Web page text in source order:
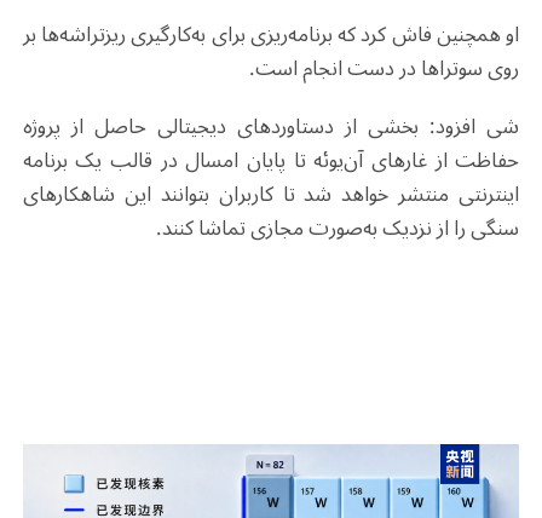
او همچنین فاش کرد که برنامه‌ریزی برای به‌کارگیری ریزتراشه‌ها بر
روی سوتراها در دست انجام است.
شی افزود: بخشی از دستاوردهای دیجیتالی حاصل از پروژه
حفاظت از غارهای آن‌یوئه تا پایان امسال در قالب یک برنامه
اینترنتی منتشر خواهد شد تا کاربران بتوانند این شاهکارهای
سنگی را از نزدیک به‌صورت مجازی تماشا کنند.